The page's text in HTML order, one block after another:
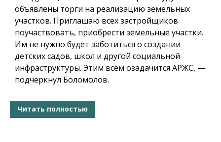
объявлены торги на реализацию земельных
участков. Приглашаю всех застройщиков
поучаствовать, приобрести земельные участки.
Им не нужно будет заботиться о создании
детских садов, школ и другой социальной
инфраструктуры. Этим всем озадачится АРЖС, —
подчеркнул Боломолов.
Читать полностью